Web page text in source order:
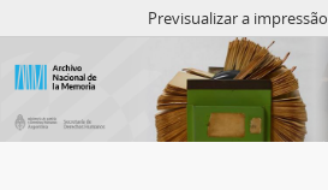
Previsualizar a impressão